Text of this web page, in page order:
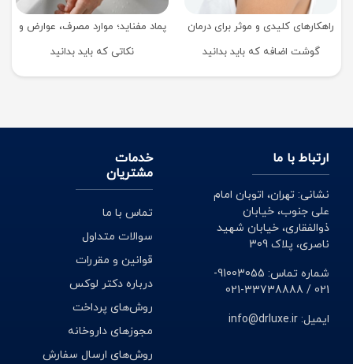
راهکارهای کلیدی و موثر برای درمان
گوشت اضافه که باید بدانید
پماد مفناید؛ موارد مصرف، عوارض و
نکاتی که باید بدانید
ارتباط با ما
نشانی: تهران، اتوبان امام
علی جنوب، خیابان
ذوالفقاری، خیابان شهید
ناصری، پلاک 309
شماره تماس: 91003055-
021 / 33738888-021
ایمیل: info@drluxe.ir
خدمات
مشتریان
تماس با ما
سوالات متداول
قوانین و مقررات
درباره دکتر لوکس
روش‌های پرداخت
مجوزهای داروخانه
روش‌های ارسال سفارش